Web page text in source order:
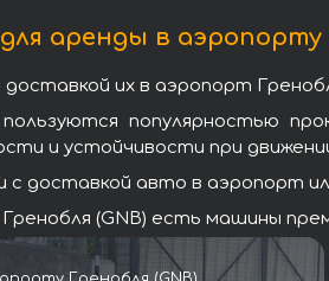
аренды в аэропорту
их в аэропорт
популярностью
и устойчивости при
доставкой авто в аэропорт
(GNB) есть машины